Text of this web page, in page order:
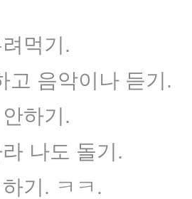
먹기.
악이나 듣기.
하기.
나도 돌기.
기. ㅋㅋ.